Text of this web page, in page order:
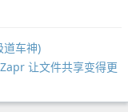
道车神)
让文件共享变得更